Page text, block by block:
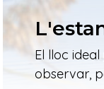
El lloc
observar,